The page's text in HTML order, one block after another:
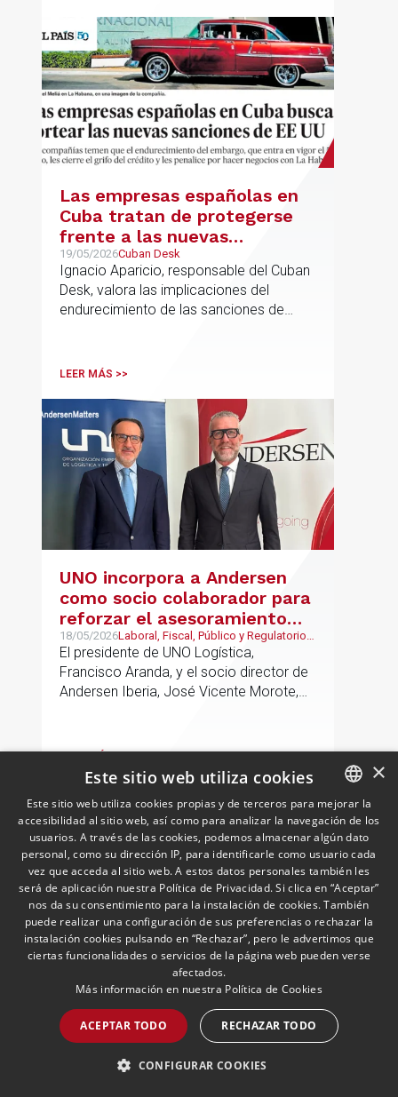
Las empresas españolas en
Cuba tratan de protegerse
frente a las nuevas
sanciones millonarias que
prepara Estados Unidos
19/05/2026Cuban Desk
Ignacio Aparicio, responsable del Cuban
Desk, valora las implicaciones del
endurecimiento de las sanciones de
LEER MÁS >>
UNO incorpora a Andersen
como socio colaborador para
reforzar el asesoramiento
jurídico y fiscal del sector
logístico
18/05/2026Laboral, Fiscal, Público y Regulatorio,
Transporte, Movilidad & Logística
El presidente de UNO Logística,
Francisco Aranda, y el socio director de
Andersen Iberia, José Vicente Morote,
entidades trabajarán para ayudar a las
empresas logísticas a anticipar y
sus principales retos regulatorios.
Grandes empresas españolas
se exponen a sanciones
millonarias de Trump por
Cuba
12/05/2026
Ignacio Aparicio, responsable del Cuban
empresas españolas del endurecimiento
SPANISH
ENGLISH
PORTUGUESE
×
Este sitio web utiliza cookies
Este sitio web utiliza cookies propias y de terceros para mejorar la
accesibilidad al sitio web, así como para analizar la navegación de los
usuarios. A través de las cookies, podemos almacenar algún dato
personal, como su dirección IP, para identificarle como usuario cada
vez que acceda al sitio web. A estos datos personales también les
será de aplicación nuestra Política de Privacidad. Si clica en “Aceptar”
nos da su consentimiento para la instalación de cookies. También
puede realizar una configuración de sus preferencias o rechazar la
instalación cookies pulsando en “Rechazar”, pero le advertimos que
ciertas funcionalidades o servicios de la página web pueden verse
afectados.
Más información en nuestra Política de Cookies
ACEPTAR TODO RECHAZAR TODO
CONFIGURAR COOKIES